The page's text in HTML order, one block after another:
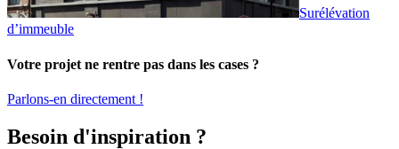
Surélévation
d’immeuble
Votre projet ne rentre pas dans les cases ?
Parlons-en directement !
Besoin d'inspiration ?